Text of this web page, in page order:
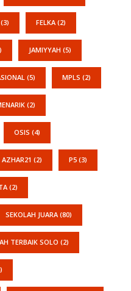
(3) FELKA (2)
JAMIYYAH (5)
(5) MPLS (2)
(2)
OSIS (4)
(2) P5 (3)
(2)
SEKOLAH JUARA (80)
TERBAIK SOLO (2)